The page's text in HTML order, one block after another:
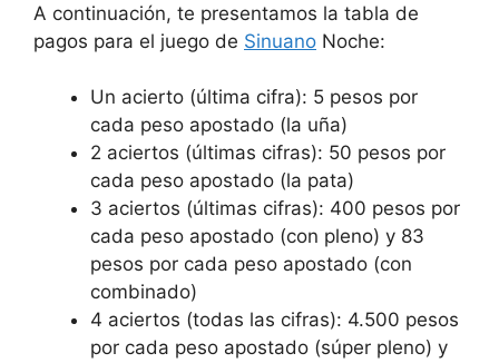
A continuación, te presentamos la tabla de
pagos para el juego de Sinuano Noche:
Un acierto (última cifra): 5 pesos por
cada peso apostado (la uña)
2 aciertos (últimas cifras): 50 pesos por
cada peso apostado (la pata)
3 aciertos (últimas cifras): 400 pesos por
cada peso apostado (con pleno) y 83
pesos por cada peso apostado (con
combinado)
4 aciertos (todas las cifras): 4.500 pesos
por cada peso apostado (súper pleno) y